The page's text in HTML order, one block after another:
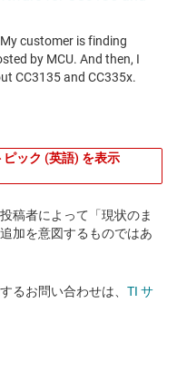
ック (英語) を表示
稿者によって「現状のま
加を意図するものではあ
るお問い合わせは、 TI サ